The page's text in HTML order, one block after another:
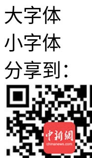
大字体
小字体
分享到：